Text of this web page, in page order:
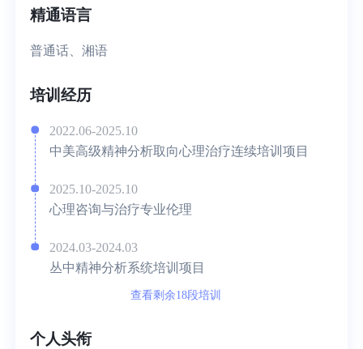
精通语言
普通话、湘语
培训经历
2022.06-2025.10
中美高级精神分析取向心理治疗连续培训项目
2025.10-2025.10
心理咨询与治疗专业伦理
2024.03-2024.03
丛中精神分析系统培训项目
查看剩余18段培训
个人头衔